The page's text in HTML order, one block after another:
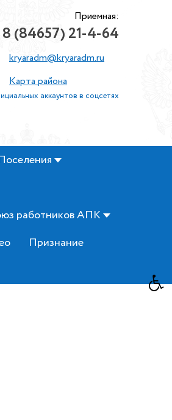
Приемная:
8 (84657) 21-4-64
kryaradm@kryaradm.ru
Карта района
аккаунтов в соцсетях
работников АПК
Признание